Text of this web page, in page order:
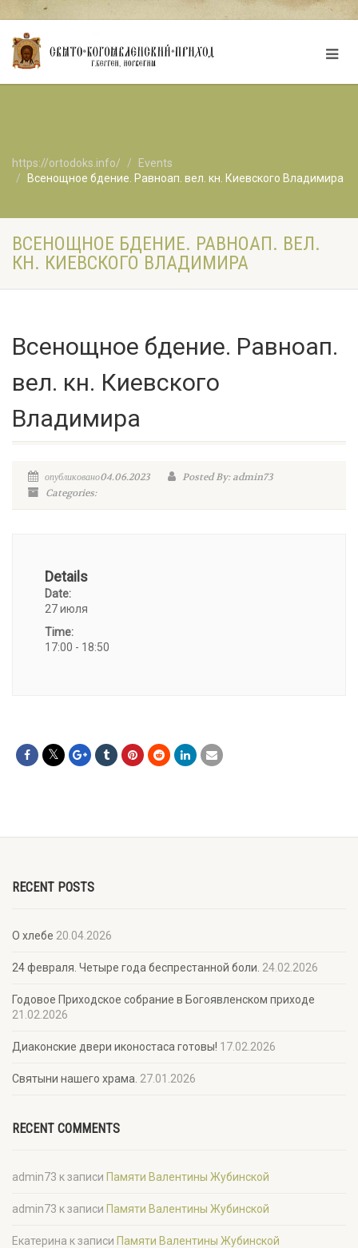
https://ortodoks.info/
Events
Всенощное бдение. Равноап. вел. кн. Киевского Владимира
ВСЕНОЩНОЕ БДЕНИЕ. РАВНОАП. ВЕЛ.
КН. КИЕВСКОГО ВЛАДИМИРА
Всенощное бдение. Равноап.
вел. кн. Киевского
Владимира
опубликовано04.06.2023
Posted By: admin73
Categories:
Details
Date:
27 июля
Time:
17:00 - 18:50
RECENT POSTS
О хлебе 20.04.2026
24 февраля. Четыре года беспрестанной боли. 24.02.2026
Годовое Приходское собрание в Богоявленском приходе
21.02.2026
Диаконские двери иконостаса готовы! 17.02.2026
Святыни нашего храма. 27.01.2026
RECENT COMMENTS
admin73 к записи Памяти Валентины Жубинской
admin73 к записи Памяти Валентины Жубинской
Екатерина к записи Памяти Валентины Жубинской